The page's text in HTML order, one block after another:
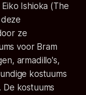
Ishioka (The
ze
voor Bram
armadillo's,
kostuums
De kostuums